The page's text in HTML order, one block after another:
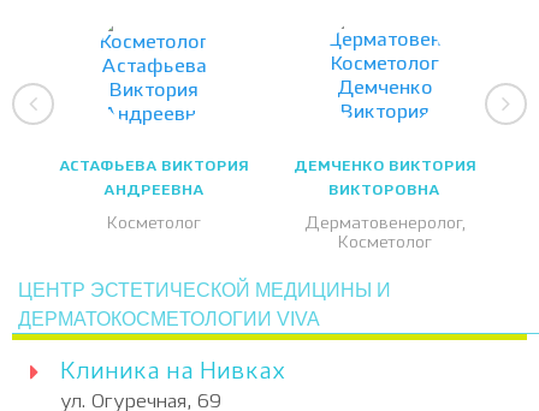
АСТАФЬЕВА ВИКТОРИЯ
АНДРЕЕВНА
Косметолог
ДЕМЧЕНКО ВИКТОРИЯ
ВИКТОРОВНА
Дерматовенеролог,
Косметолог
ЦЕНТР ЭСТЕТИЧЕСКОЙ МЕДИЦИНЫ И
ДЕРМАТОКОСМЕТОЛОГИИ VIVA
Клиника на Нивках
ул. Огуречная, 69